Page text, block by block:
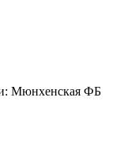
Мюнхенская ФБ